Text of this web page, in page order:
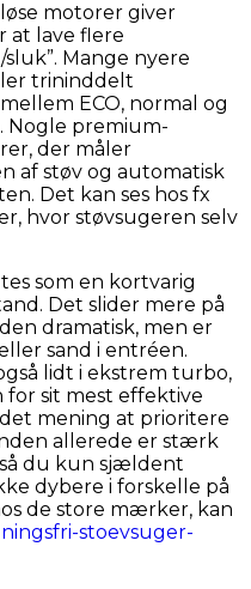
motorer giver
at lave flere
Mange nyere
trininddelt
ECO, normal og
premium-
der måler
af støv og automatisk
Det kan ses hos fx
hvor støvsugeren selv
som en kortvarig
Det slider mere på
dramatisk, men er
sand i entréen.
lidt i ekstrem turbo,
sit mest effektive
mening at prioritere
allerede er stærk
du kun sjældent
dybere i forskelle på
de store mærker, kan
stoevsuger-